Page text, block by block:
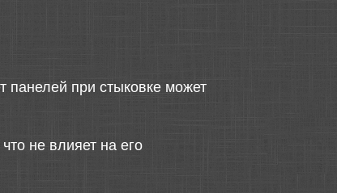
панелей при стыковке может
не влияет на его